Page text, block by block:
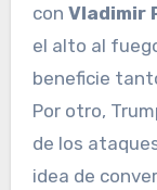
con Vladimir
el alto al
beneficie
Por otro,
de los
idea de